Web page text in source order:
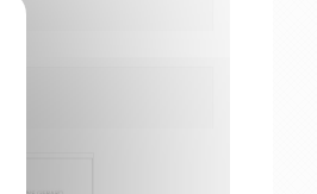
Masquer le bandeau des cookies